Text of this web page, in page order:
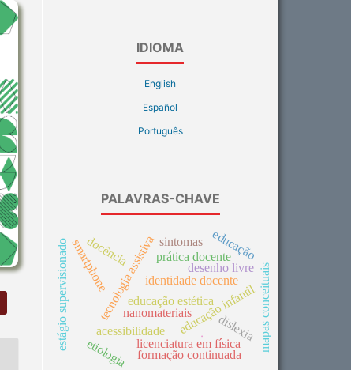
IDIOMA
English
Español
Português
PALAVRAS-CHAVE
desenho livre
educação infantil
educação estética
acessibilidade
tecnologia assistiva
dislexia
smartphone
. mapas conceituais
estágio supervisionado identidade docente
licenciatura em física
docência
formação continuada
prática docente
nanomateriais
etiologia
educação
sintomas